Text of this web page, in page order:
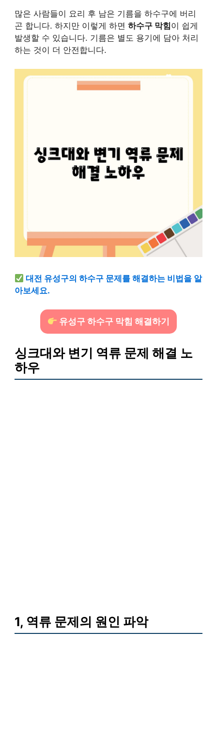
많은 사람들이 요리 후 남은 기름을 하수구에 버리
곤 합니다. 하지만 이렇게 하면 하수구 막힘이 쉽게
발생할 수 있습니다. 기름은 별도 용기에 담아 처리
하는 것이 더 안전합니다.
대전 유성구의 하수구 문제를 해결하는 비법을 알
아보세요.
유성구 하수구 막힘 해결하기
싱크대와 변기 역류 문제 해결 노
하우
1, 역류 문제의 원인 파악